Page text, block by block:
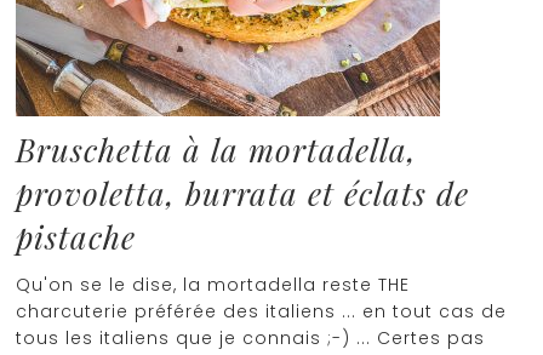
Bruschetta à la mortadella,
provoletta, burrata et éclats de
pistache
Qu'on se le dise, la mortadella reste THE
charcuterie préférée des italiens ... en tout cas de
tous les italiens que je connais ;-) ... Certes pas